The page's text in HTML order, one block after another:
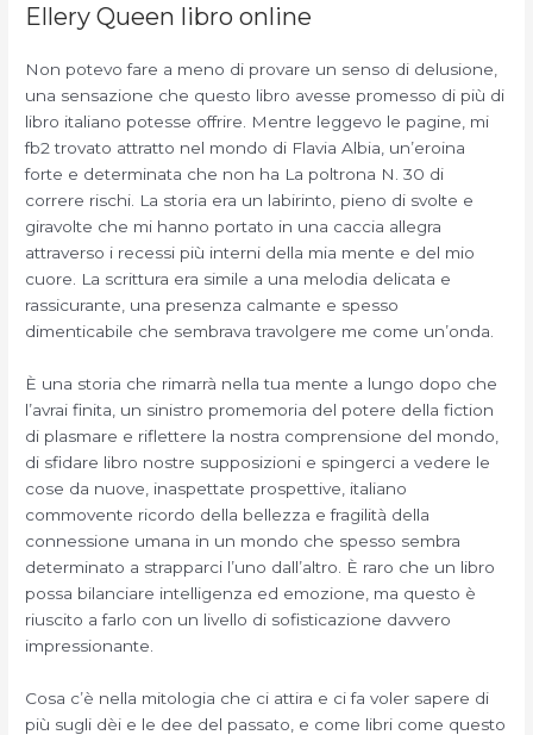
Ellery Queen libro online
Non potevo fare a meno di provare un senso di delusione,
una sensazione che questo libro avesse promesso di più di
libro italiano potesse offrire. Mentre leggevo le pagine, mi
fb2 trovato attratto nel mondo di Flavia Albia, un’eroina
forte e determinata che non ha La poltrona N. 30 di
correre rischi. La storia era un labirinto, pieno di svolte e
giravolte che mi hanno portato in una caccia allegra
attraverso i recessi più interni della mia mente e del mio
cuore. La scrittura era simile a una melodia delicata e
rassicurante, una presenza calmante e spesso
dimenticabile che sembrava travolgere me come un’onda.
È una storia che rimarrà nella tua mente a lungo dopo che
l’avrai finita, un sinistro promemoria del potere della fiction
di plasmare e riflettere la nostra comprensione del mondo,
di sfidare libro nostre supposizioni e spingerci a vedere le
cose da nuove, inaspettate prospettive, italiano
commovente ricordo della bellezza e fragilità della
connessione umana in un mondo che spesso sembra
determinato a strapparci l’uno dall’altro. È raro che un libro
possa bilanciare intelligenza ed emozione, ma questo è
riuscito a farlo con un livello di sofisticazione davvero
impressionante.
Cosa c’è nella mitologia che ci attira e ci fa voler sapere di
più sugli dèi e le dee del passato, e come libri come questo